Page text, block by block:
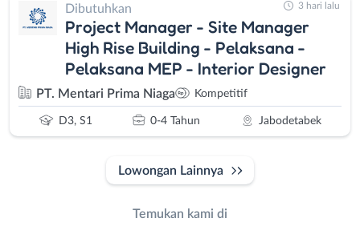
Dibutuhkan
Project Manager - Site Manager
High Rise Building - Pelaksana -
Pelaksana MEP - Interior Designer
PT. Mentari Prima Niaga Kompetitif
D3, S1 0-4 Tahun Jabodetabek
3 hari lalu
Lowongan Lainnya
Temukan kami di